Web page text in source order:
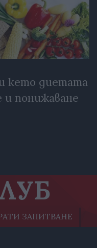
кето диетата
и понижаване
ЗАПИТВАНЕ